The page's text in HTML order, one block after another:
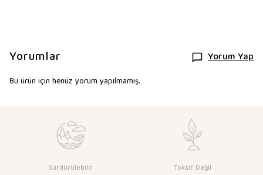
Yorumlar Yorum Yap
Bu ürün için henüz yorum yapılmamış.
Sürdürülebilir
Toksit Değil